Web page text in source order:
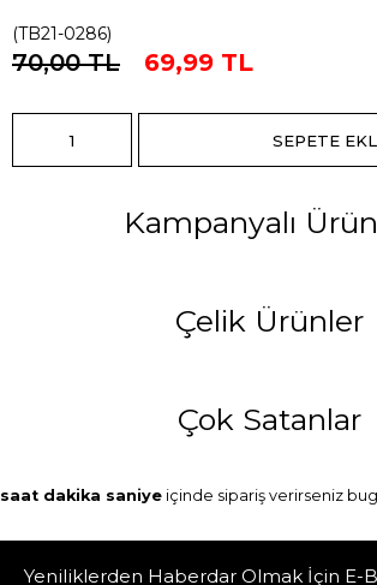
(TB21-0286)
70,00 TL 69,99 TL
Kampanyalı
Çelik Ürünler
Çok Satanlar
saat dakika saniye içinde sipariş verirseniz
Yeniliklerden Haberdar Olmak İçin E-